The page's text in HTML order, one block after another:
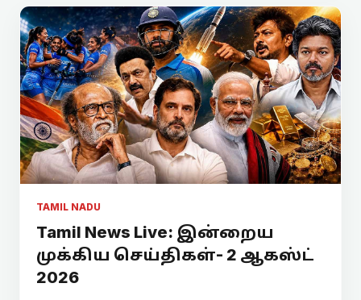
TAMIL NADU
Tamil News Live: இன்றைய
முக்கிய செய்திகள்- 2 ஆகஸ்ட்
2026